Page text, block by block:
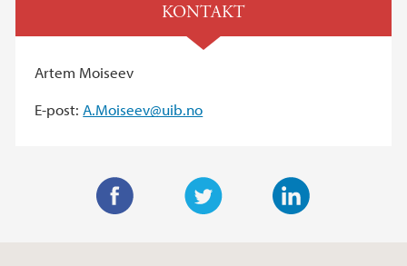
KONTAKT
Artem Moiseev
E-post: A.Moiseev@uib.no